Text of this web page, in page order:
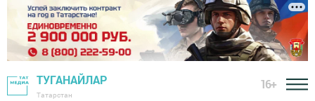
ТУГАНАЙЛАР
Татарстан
16+